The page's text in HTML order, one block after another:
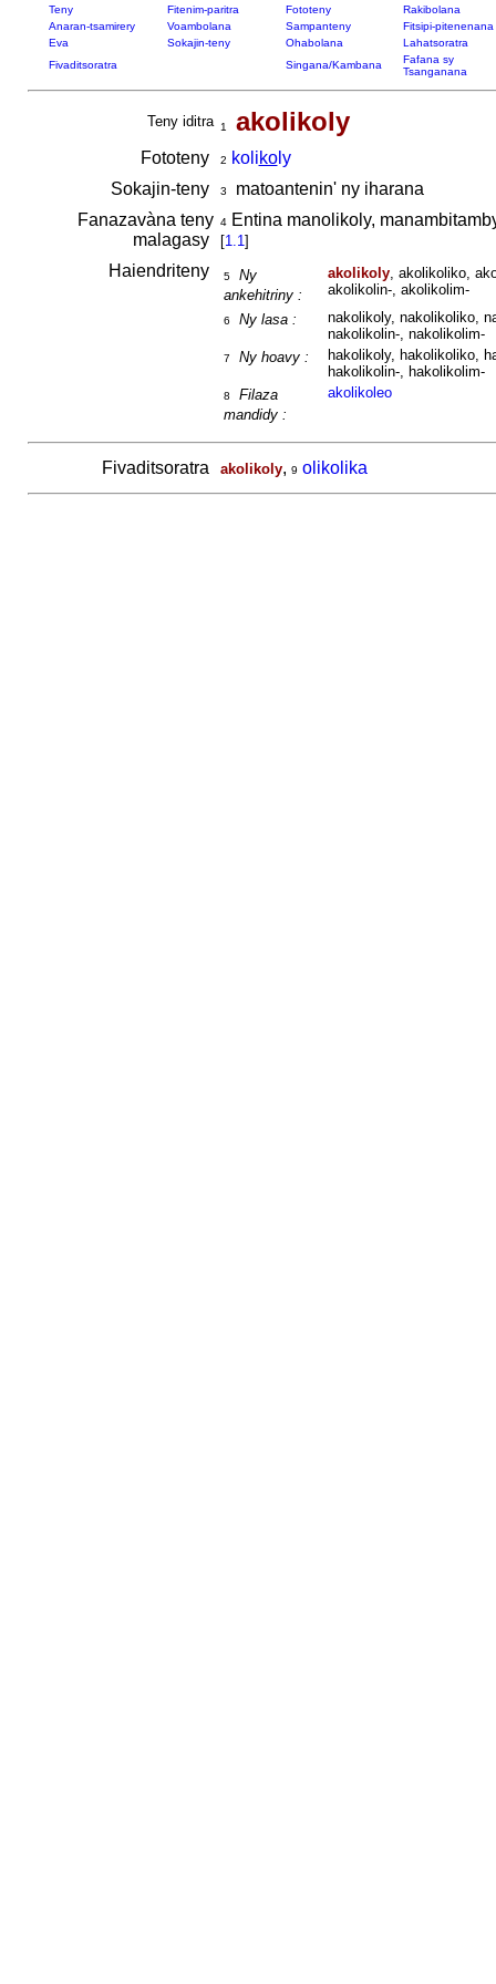
Teny Fitenim-paritra Fototeny
Rakibolana
Anaran-tsamirery
Voambolana Sampanteny
Fitsipi-pitenenana
Eva
Sokajin-teny Ohabolana
Lahatsoratra
Fivaditsoratra
Singana/Kambana
Fafana sy
Tsanganana
Teny iditra 1 akolikoly
Fototeny 2 kolikoly
Sokajin-teny
3
matoantenin' ny iharana
Fanazavàna teny
malagasy
4Entina manolikoly,
[1.1]
Haiendriteny 5
Ny
ankehitriny :
akolikoly, akolikoliko,
akolikolin-, akolikolim-
6 Ny lasa :
nakolikoly, nakolikoliko,
nakolikolin-, nakolikolim-
7 Ny hoavy :
hakolikoly, hakolikoliko,
hakolikolin-, hakolikolim-
8
Filaza
mandidy :
akolikoleo
Fivaditsoratra akolikoly, 9 olikolika